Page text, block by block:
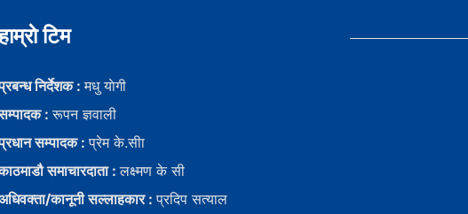
टिम
निर्देशक :मधु याेगी
:रूपन ज्ञवाली
सम्पादक :प्रेम के.सीा
समाचारदाता :लक्ष्मण के सी
कानूनी सल्लाहकार :प्रदिप सत्याल